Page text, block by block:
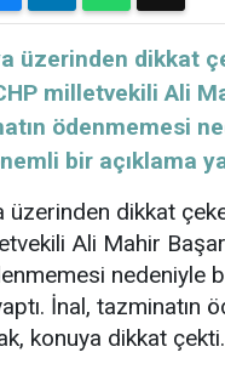
üzerinden dikkat
milletvekili Ali
ödenmemesi
bir açıklama
üzerinden dikkat
Ali Mahir
nedeniyle
İnal,
konuya dikkat çekti.